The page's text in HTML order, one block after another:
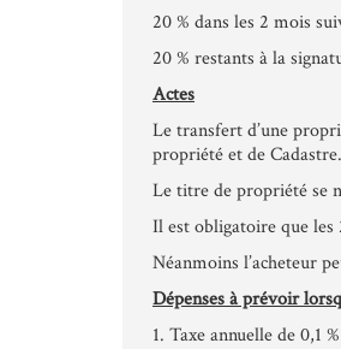
20 % dans les 2 mois
20 % restants à la
Actes
Le transfert d’une
propriété et de Cadastre.
Le titre de propriété se
Il est obligatoire que
Néanmoins l’acheteur
Dépenses à prévoir
1. Taxe annuelle de 0,1